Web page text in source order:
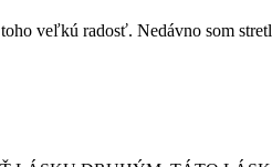
veľkú radosť. Nedávno som